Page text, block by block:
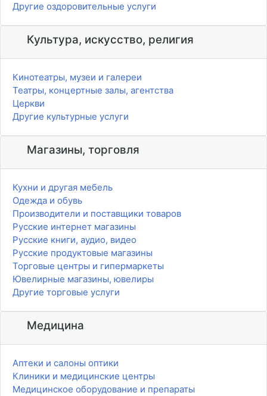
Другие оздоровительные услуги
Культура, искусство, религия
Кинотеатры, музеи и галереи
Театры, концертные залы, агентства
Церкви
Другие культурные услуги
Магазины, торговля
Кухни и другая мебель
Одежда и обувь
Производители и поставщики товаров
Русские интернет магазины
Русские книги, аудио, видео
Русские продуктовые магазины
Торговые центры и гипермаркеты
Ювелирные магазины, ювелиры
Другие торговые услуги
Медицина
Аптеки и салоны оптики
Клиники и медицинские центры
Медицинское оборудование и препараты